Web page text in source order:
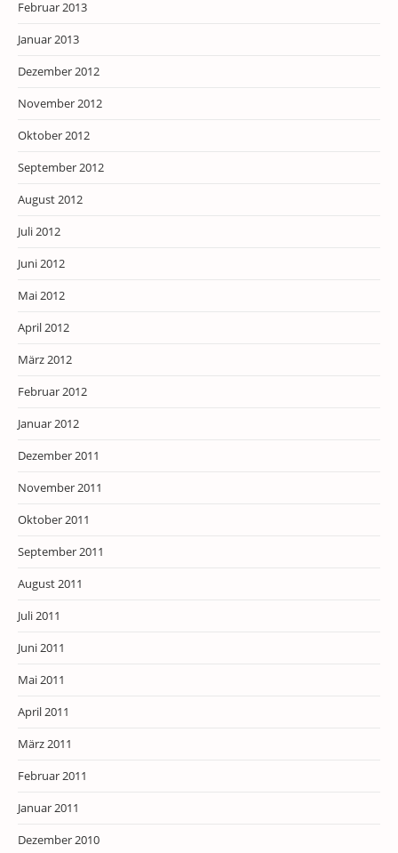
Februar 2013
Januar 2013
Dezember 2012
November 2012
Oktober 2012
September 2012
August 2012
Juli 2012
Juni 2012
Mai 2012
April 2012
März 2012
Februar 2012
Januar 2012
Dezember 2011
November 2011
Oktober 2011
September 2011
August 2011
Juli 2011
Juni 2011
Mai 2011
April 2011
März 2011
Februar 2011
Januar 2011
Dezember 2010